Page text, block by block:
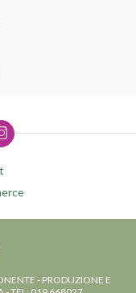
- PRODUZIONE E